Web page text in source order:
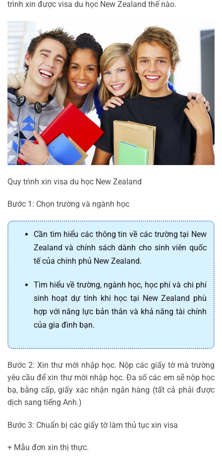
trình xin được visa du học New Zealand thế nào.
Quy trình xin visa du học New Zealand
Bước 1: Chọn trường và ngành học
Cần tìm hiểu các thông tin về các trường tại New
Zealand và chính sách dành cho sinh viên quốc
tế của chính phủ New Zealand.
Tìm hiểu về trường, ngành học, học phí và chi phí
sinh hoạt dự tính khi học tại New Zealand phù
hợp với năng lực bản thân và khả năng tài chính
của gia đình bạn.
Bước 2: Xin thư mời nhập học. Nộp các giấy tờ mà trường
yêu cầu để xin thư mời nhập học. Đa số các em sẽ nộp học
bạ, bằng cấp, giấy xác nhận ngân hàng (tất cả phải được
dịch sang tiếng Anh.)
Bước 3: Chuẩn bị các giấy tờ làm thủ tục xin visa
+ Mẫu đơn xin thị thực.